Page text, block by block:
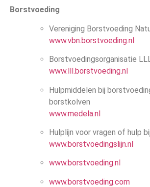
Borstvoeding
Vereniging Borstvoeding
www.vbn.borstvoeding.nl
Borstvoedingsorganisatie
www.lll.borstvoeding.nl
Hulpmiddelen bij
borstkolven
www.medela.nl
Hulplijn voor vragen of hulp
www.borstvoedingslijn.nl
www.borstvoeding.nl
www.borstvoeding.com